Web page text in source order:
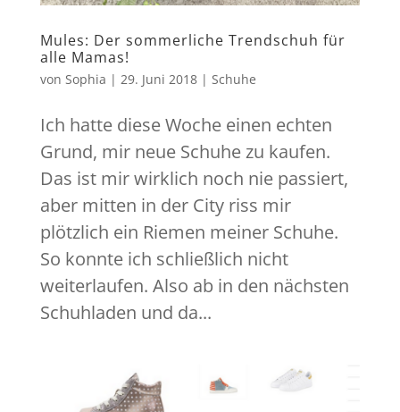
Mules: Der sommerliche Trendschuh für
alle Mamas!
von Sophia | 29. Juni 2018| Schuhe
Ich hatte diese Woche einen echten
Grund, mir neue Schuhe zu kaufen.
Das ist mir wirklich noch nie passiert,
aber mitten in der City riss mir
plötzlich ein Riemen meiner Schuhe.
So konnte ich schließlich nicht
weiterlaufen. Also ab in den nächsten
Schuhladen und da...